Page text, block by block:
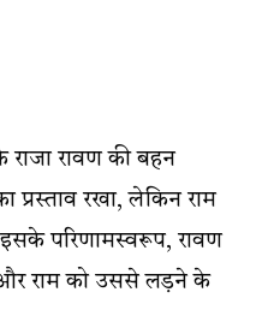
रावण की बहन
प्रस्ताव रखा, लेकिन राम
परिणामस्वरूप, रावण
राम को उससे लड़ने के